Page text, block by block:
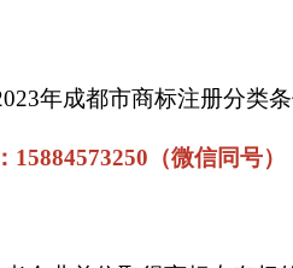
年成都市商标注册分类
（微信同号）